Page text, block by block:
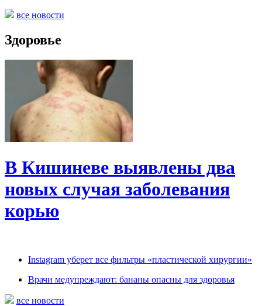
все новости
Здоровье
В Кишиневе выявлены два
новых случая заболевания
корью
Instagram уберет все фильтры «пластической хирургии»
Врачи медупреждают: бананы опасны для здоровья
все новости